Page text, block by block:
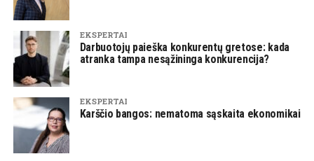
EKSPERTAI
Darbuotojų paieška konkurentų gretose: kada
atranka tampa nesąžininga konkurencija?
EKSPERTAI
Karščio bangos: nematoma sąskaita ekonomikai